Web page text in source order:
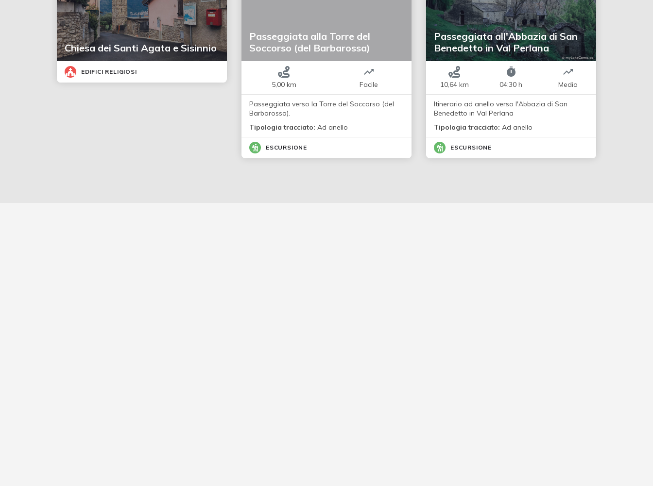
Chiesa dei Santi Agata e Sisinnio
EDIFICI RELIGIOSI
Passeggiata alla Torre del
Soccorso (del Barbarossa)
5,00 km Facile
Passeggiata verso la Torre del Soccorso (del
Barbarossa).
Tipologia tracciato: Ad anello
ESCURSIONE
Passeggiata all'Abbazia di San
Benedetto in Val Perlana
10,64 km 04:30 h Media
Itinerario ad anello verso l'Abbazia di San
Benedetto in Val Perlana
Tipologia tracciato: Ad anello
ESCURSIONE